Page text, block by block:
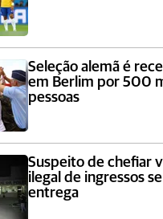
Seleção alemã é
em Berlim por 500
pessoas
Suspeito de chefiar
ilegal de ingressos se
entrega